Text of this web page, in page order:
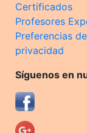
Certificados
Profesores
Preferencias de
privacidad
Síguenos en